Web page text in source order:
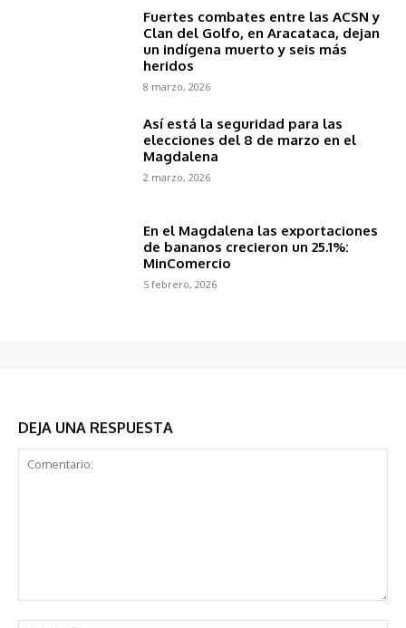
Fuertes combates entre las ACSN y
Clan del Golfo, en Aracataca, dejan
un indígena muerto y seis más
heridos
8 marzo, 2026
Así está la seguridad para las
elecciones del 8 de marzo en el
Magdalena
2 marzo, 2026
En el Magdalena las exportaciones
de bananos crecieron un 25.1%:
MinComercio
5 febrero, 2026
DEJA UNA RESPUESTA